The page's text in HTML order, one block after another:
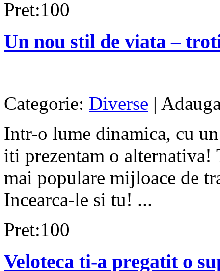
Pret:100
Un nou stil de viata –
Categorie: Diverse |
Intr-o lume dinamica, cu
iti prezentam o alternativa!
mai populare mijloace de
Incearca-le si tu! ...
Pret:100
Veloteca ti-a pregatit o